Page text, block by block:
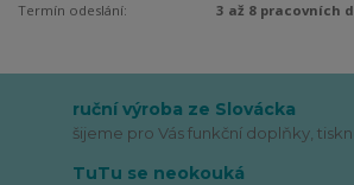
Termín odeslání:
3 až 8 pracovních
ruční výroba ze Slovácka
šijeme pro Vás funkční doplňky,
TuTu se neokouká